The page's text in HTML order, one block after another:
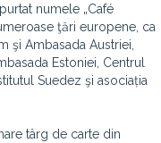
numele „Café
ţări europene, ca
şi Ambasada Austriei,
Estoniei, Centrul
Suedez şi asociația
târg de carte din